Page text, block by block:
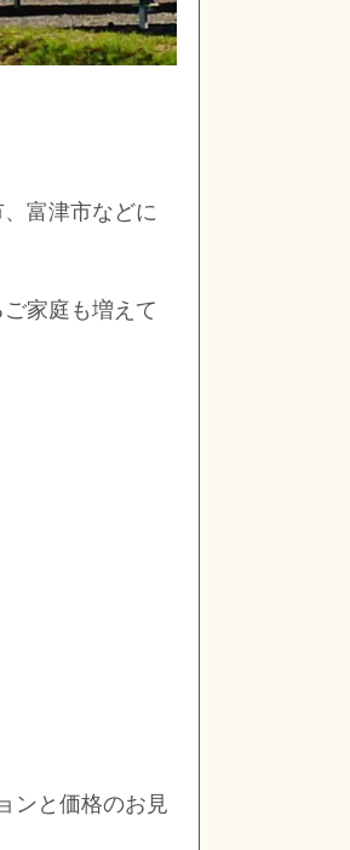
富津市などに
家庭も増えて
ンと価格のお見